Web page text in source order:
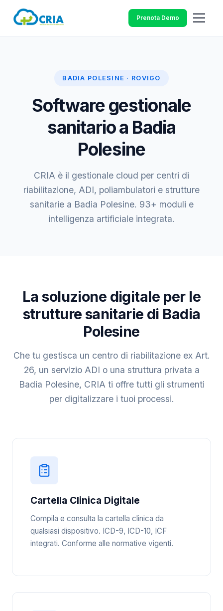
Prenota Demo
BADIA POLESINE · ROVIGO
Software gestionale
sanitario a Badia
Polesine
CRIA è il gestionale cloud per centri di
riabilitazione, ADI, poliambulatori e strutture
sanitarie a Badia Polesine. 93+ moduli e
intelligenza artificiale integrata.
La soluzione digitale per le
strutture sanitarie di Badia
Polesine
Che tu gestisca un centro di riabilitazione ex Art.
26, un servizio ADI o una struttura privata a
Badia Polesine, CRIA ti offre tutti gli strumenti
per digitalizzare i tuoi processi.
Cartella Clinica Digitale
Compila e consulta la cartella clinica da
qualsiasi dispositivo. ICD-9, ICD-10, ICF
integrati. Conforme alle normative vigenti.